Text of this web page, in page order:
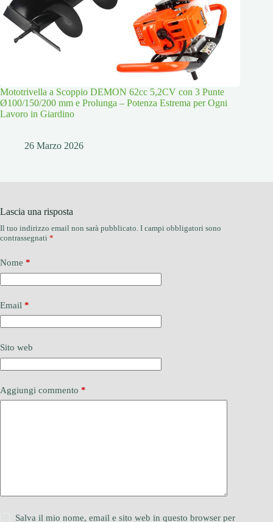
Mototrivella a Scoppio DEMON 62cc 5,2CV con 3 Punte
Ø100/150/200 mm e Prolunga – Potenza Estrema per Ogni
Lavoro in Giardino
26 Marzo 2026
Lascia una risposta
Il tuo indirizzo email non sarà pubblicato. I campi obbligatori sono
contrassegnati *
Nome *
Email *
Sito web
Aggiungi commento *
Salva il mio nome, email e sito web in questo browser per